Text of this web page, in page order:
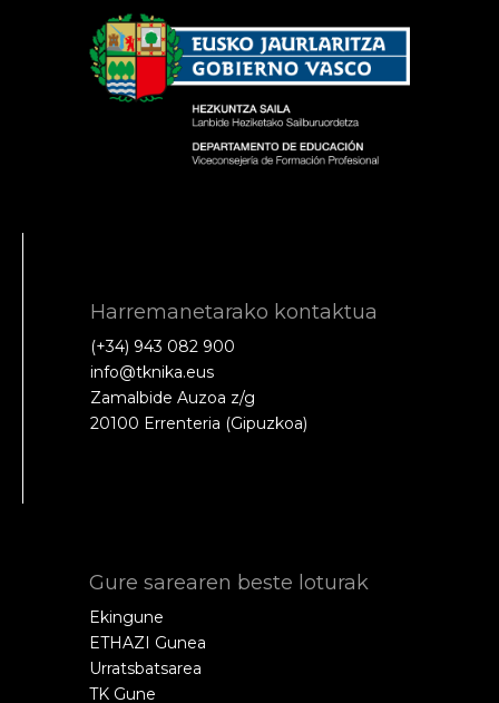
Harremanetarako kontaktua
(+34) 943 082 900
info@tknika.eus
Zamalbide Auzoa z/g
20100 Errenteria (Gipuzkoa)
Gure sarearen beste loturak
Ekingune
ETHAZI Gunea
Urratsbatsarea
TK Gune